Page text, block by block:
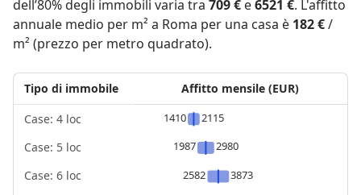
dell’80% degli immobili varia tra 709 € e6521 €. L'affitto
annuale medio per m² a Roma per una casa è 182 €/
m² (prezzo per metro quadrato).
Tipo di immobile
Case: 4 loc
Case: 5 loc
Case: 6 loc
Affitto mensile (EUR)
1410
2115
1987
2980
2582
3873